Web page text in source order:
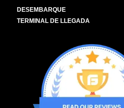
DESEMBARQUE
TERMINAL DE LLEGADA